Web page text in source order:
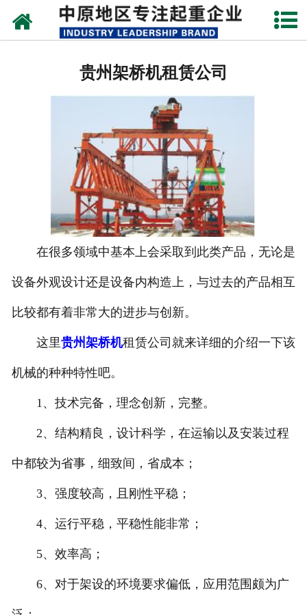
网站首页
贵州路桥门机
贵州造船门机
贵州提梁机
贵州运梁设备
贵州门式起重机
贵州路桥机具配件
贵州路桥起重配件
贵州架桥机租赁公司
在很多领域中基本上会采取到此类产品，无论是
设备外观设计还是设备内构造上，与过去的产品相互
比较都有着非常大的进步与创新。
这里贵州架桥机租赁公司就来详细的介绍一下该
机械的种种特性吧。
1、技术完备，理念创新，完整。
2、结构精良，设计科学，在运输以及安装过程
中都较为省事，细致间，省成本；
3、强度较高，且刚性平稳；
4、运行平稳，平稳性能非常；
5、效率高；
6、对于架设的环境要求偏低，应用范围颇为广